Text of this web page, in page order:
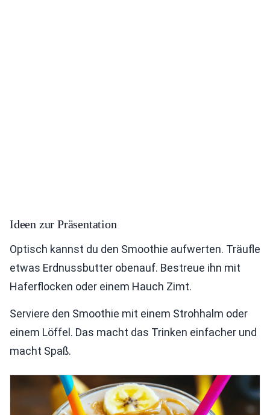
Ideen zur Präsentation
Optisch kannst du den Smoothie aufwerten. Träufle
etwas Erdnussbutter obenauf. Bestreue ihn mit
Haferflocken oder einem Hauch Zimt.
Serviere den Smoothie mit einem Strohhalm oder
einem Löffel. Das macht das Trinken einfacher und
macht Spaß.